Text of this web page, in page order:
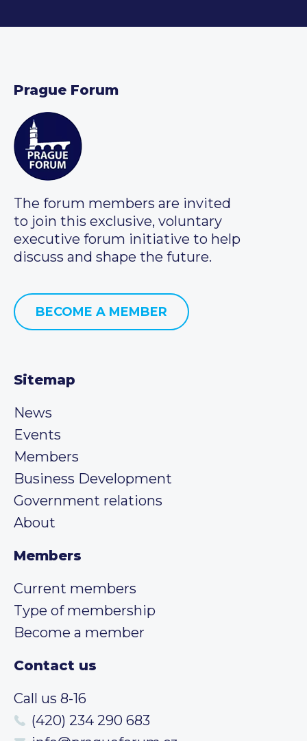
Prague Forum
The forum members are invited
to join this exclusive, voluntary
executive forum initiative to help
discuss and shape the future.
BECOME A MEMBER
Sitemap
News
Events
Members
Business Development
Government relations
About
Members
Current members
Type of membership
Become a member
Contact us
Call us 8-16
(420) 234 290 683